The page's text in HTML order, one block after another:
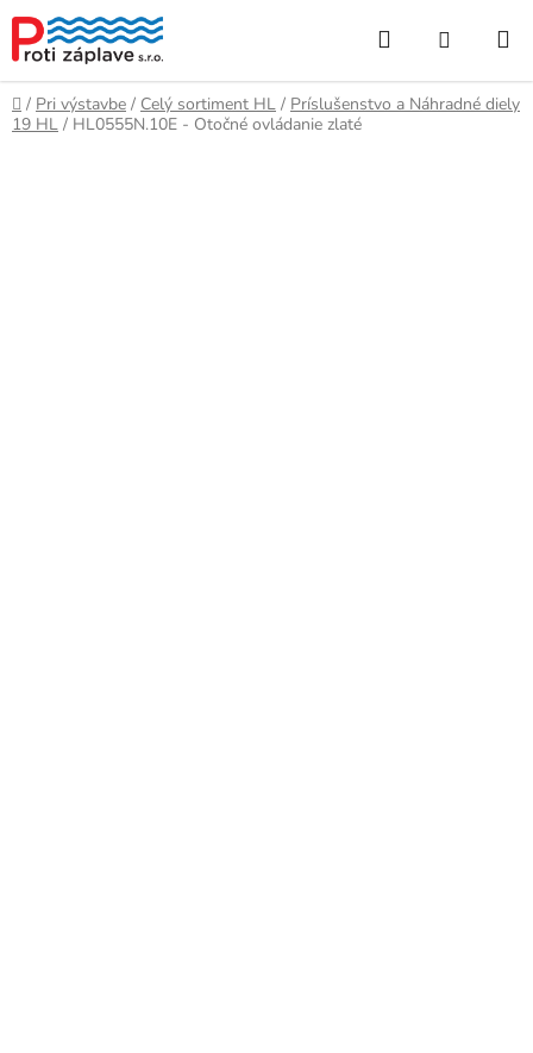
obsah
Hľadať
KOŠÍK
Domov
/ Pri výstavbe / Celý sortiment HL / Príslušenstvo a Náhradné diely
19 HL / HL0555N.10E - Otočné ovládanie zlaté